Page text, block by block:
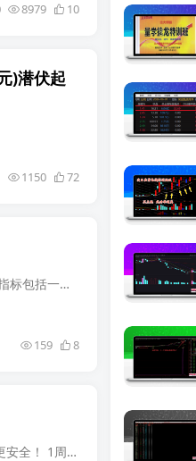
8979 10
)潜伏起
1150 72
波段三宝使用说明： 波段三宝是指平安、健康、快乐，也是这个指标三条线的名称，寓意平安吉祥。 1、指标包括一主图，一附图一选股另外赠送两个附图指标在内。 2、波段三宝，财神献宝，大牛小牛...
159 8
金钻品质 涨停回踩，强势回调阴买 捕捉涨停10% 本指标精心打造，涨停回踩，强势回洗阴买，低位抄底更安全！ 1周期10%止赢成功率71.5%！